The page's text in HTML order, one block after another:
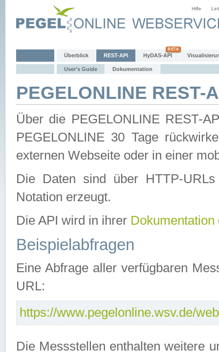
Hilfe
Überblick REST-API HyDAS-API
User's Guide Dokumentation
PEGELONLINE REST-
Über die PEGELONLINE REST-
PEGELONLINE 30 Tage
externen Webseite oder in einer
Die Daten sind über HTTP-
Notation erzeugt.
Die API wird in ihrer Dokumentation
Beispielabfragen
Eine Abfrage aller verfügbaren
URL:
https://www.pegelonline.wsv.de/
Die Messstellen enthalten weitere